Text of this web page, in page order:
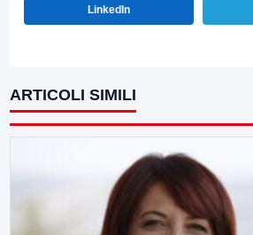
LinkedIn
ARTICOLI SIMILI